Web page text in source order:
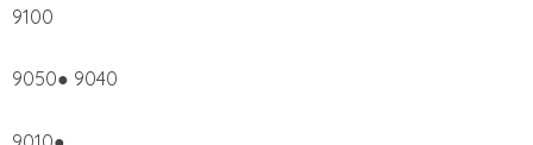
9100
9050● 9040